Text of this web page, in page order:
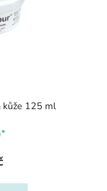
kůže 125 ml